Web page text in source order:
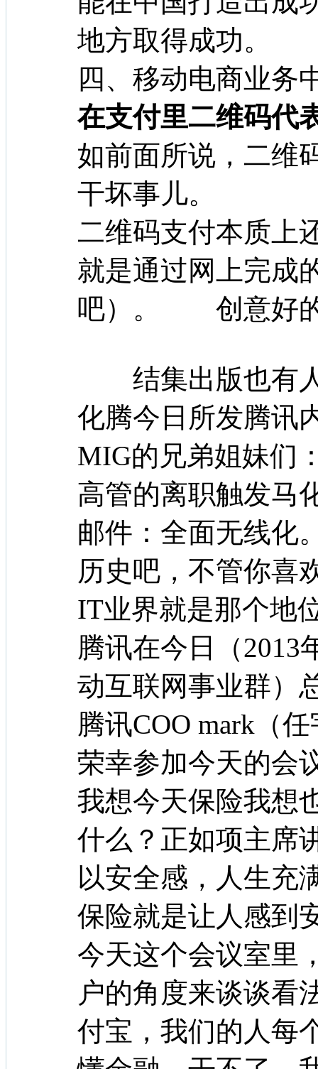
地方取得成功。
四、移动电商业务
在支付里二维码代
如前面所说，二维
干坏事儿。
二维码支付本质上
就是通过网上完成
吧）。 创意好
结集出版也有人
化腾今日所发腾讯
MIG的兄弟姐妹们
高管的离职触发马
邮件：全面无线化
历史吧，不管你喜
IT业界就是那个地
腾讯在今日（2013
动互联网事业群）
腾讯COO mark（
荣幸参加今天的会
我想今天保险我想
什么？正如项主席
以安全感，人生充
保险就是让人感到
今天这个会议室里
户的角度来谈谈看
付宝，我们的人每